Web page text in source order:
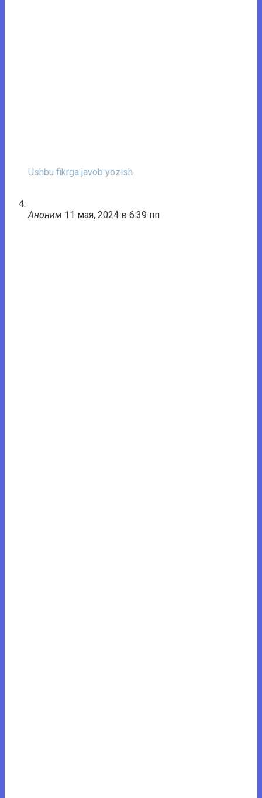
Ushbu fikrga javob yozish
Аноним 11 мая, 2024 в 6:39 пп